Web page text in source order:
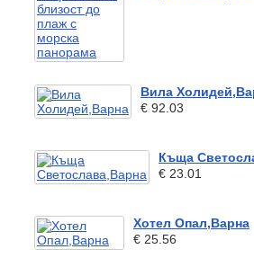
Вила
€ 92.03
Къща
€ 23.01
Хотел Опал,Варна
€ 25.56